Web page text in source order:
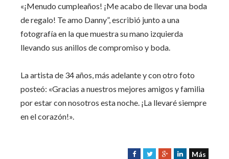
«¡Menudo cumpleaños! ¡Me acabo de llevar una boda
de regalo! Te amo Danny”, escribió junto a una
fotografía en la que muestra su mano izquierda
llevando sus anillos de compromiso y boda.
La artista de 34 años, más adelante y con otro foto
posteó: «Gracias a nuestros mejores amigos y familia
por estar con nosotros esta noche. ¡La llevaré siempre
en el corazón!».
F
T
G
L
Más